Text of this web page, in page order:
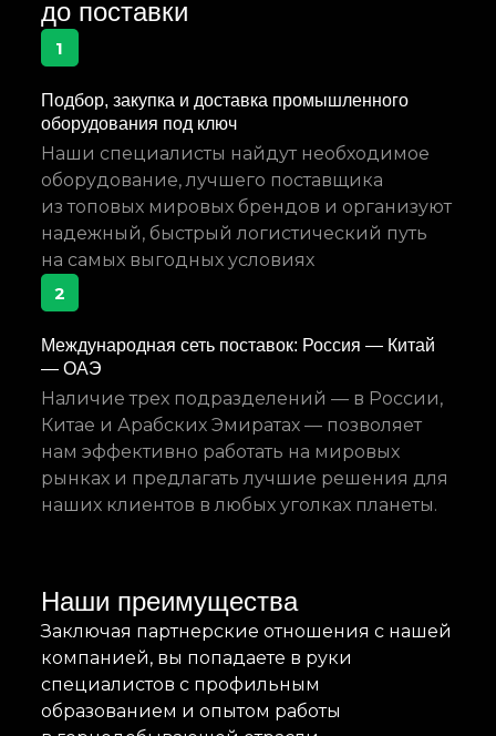
до поставки
1
Подбор, закупка и доставка промышленного
оборудования под ключ
Наши специалисты найдут необходимое
оборудование, лучшего поставщика
из топовых мировых брендов и организуют
надежный, быстрый логистический путь
на самых выгодных условиях
2
Международная сеть поставок: Россия — Китай
— ОАЭ
Наличие трех подразделений — в России,
Китае и Арабских Эмиратах — позволяет
нам эффективно работать на мировых
рынках и предлагать лучшие решения для
наших клиентов в любых уголках планеты.
Наши преимущества
Заключая партнерские отношения с нашей
компанией, вы попадаете в руки
специалистов с профильным
образованием и опытом работы